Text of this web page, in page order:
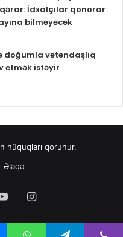
İdxalçılar qonorar
bilməyəcək
doğumla vətəndaşlıq
etmək istəyir
hüquqları qorunur.
Əlaqə
YouTubeInstagram